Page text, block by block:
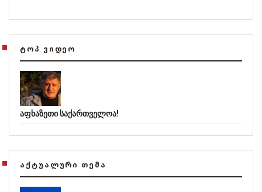
ᲢᲝᲞ ᲕᲘᲓᲔᲝ
აფხაზეთი საქართველოა!
ᲐᲥᲢᲣᲐᲚᲣᲠᲘ ᲗᲔᲛᲐ